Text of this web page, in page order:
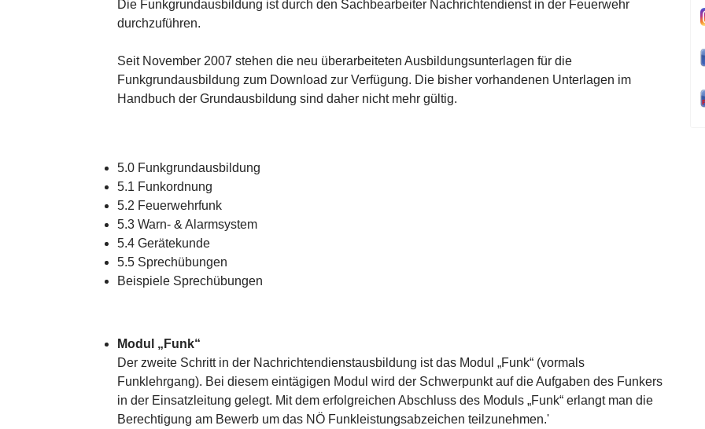
Die Funkgrundausbildung ist durch den Sachbearbeiter Nachrichtendienst in der Feuerwehr
durchzuführen.
Seit November 2007 stehen die neu überarbeiteten Ausbildungsunterlagen für die
Funkgrundausbildung zum Download zur Verfügung. Die bisher vorhandenen Unterlagen im
Handbuch der Grundausbildung sind daher nicht mehr gültig.
5.0 Funkgrundausbildung
5.1 Funkordnung
5.2 Feuerwehrfunk
5.3 Warn- & Alarmsystem
5.4 Gerätekunde
5.5 Sprechübungen
Beispiele Sprechübungen
Modul „Funk“
Der zweite Schritt in der Nachrichtendienstausbildung ist das Modul „Funk“ (vormals
Funklehrgang). Bei diesem eintägigen Modul wird der Schwerpunkt auf die Aufgaben des Funkers
in der Einsatzleitung gelegt. Mit dem erfolgreichen Abschluss des Moduls „Funk“ erlangt man die
Berechtigung am Bewerb um das NÖ Funkleistungsabzeichen teilzunehmen.'